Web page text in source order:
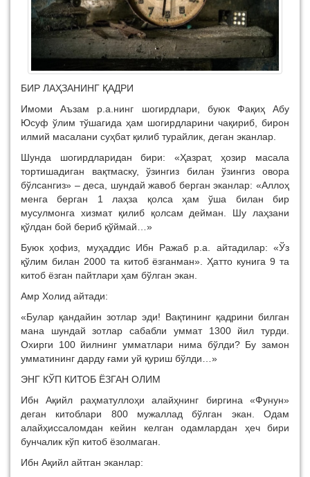
БИР ЛАҲЗАНИНГ ҚАДРИ
Имоми Аъзам р.а.нинг шогирдлари, буюк Фақиҳ Абу
Юсуф ўлим тўшагида ҳам шогирдларини чақириб, бирон
илмий масалани суҳбат қилиб турайлик, деган эканлар.
Шунда шогирдларидан бири: «Ҳазрат, ҳозир масала
тортишадиган вақтмаску, ўзингиз билан ўзингиз овора
бўлсангиз» – деса, шундай жавоб берган эканлар: «Аллоҳ
менга берган 1 лаҳза қолса ҳам ўша билан бир
мусулмонга хизмат қилиб қолсам дейман. Шу лаҳзани
қўлдан бой бериб қўймай…»
Буюк ҳофиз, муҳаддис Ибн Ражаб р.а. айтадилар: «Ўз
қўлим билан 2000 та китоб ёзганман». Ҳатто кунига 9 та
китоб ёзган пайтлари ҳам бўлган экан.
Амр Холид айтади:
«Булар қандайин зотлар эди! Вақтининг қадрини билган
мана шундай зотлар сабабли уммат 1300 йил турди.
Охирги 100 йилнинг умматлари нима бўлди? Бу замон
умматининг дарду ғами уй қуриш бўлди…»
ЭНГ КЎП КИТОБ ЁЗГАН ОЛИМ
Ибн Ақийл раҳматуллоҳи алайҳнинг биргина «Фунун»
деган китоблари 800 мужаллад бўлган экан. Одам
алайҳиссаломдан кейин келган одамлардан ҳеч бири
бунчалик кўп китоб ёзолмаган.
Ибн Ақийл айтган эканлар: